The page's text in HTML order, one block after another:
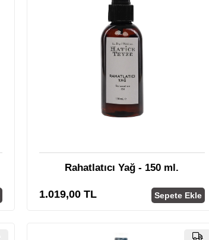
Rahatlatıcı Yağ - 150 ml.
1.019,00 TL Sepete Ekle